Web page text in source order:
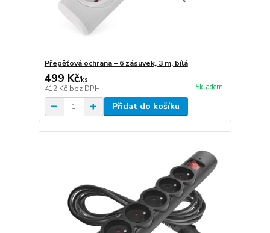
Přepěťová ochrana – 6 zásuvek, 3 m, bílá
499 Kč/ks
412 Kč bez DPH Skladem
Přidat do košíku